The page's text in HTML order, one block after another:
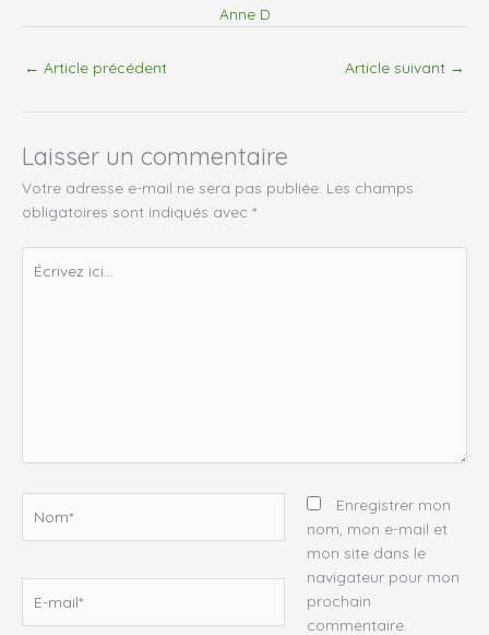
Anne D
← Article précédent Article suivant →
Laisser un commentaire
Votre adresse e-mail ne sera pas publiée. Les champs
obligatoires sont indiqués avec *
ici…
mail*
Enregistrer mon
nom, mon e-mail et
mon site dans le
navigateur pour mon
prochain
commentaire.